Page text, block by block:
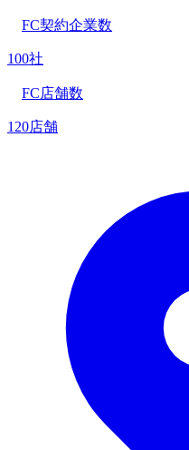
FC契約企業数
100社
FC店舗数
120店舗